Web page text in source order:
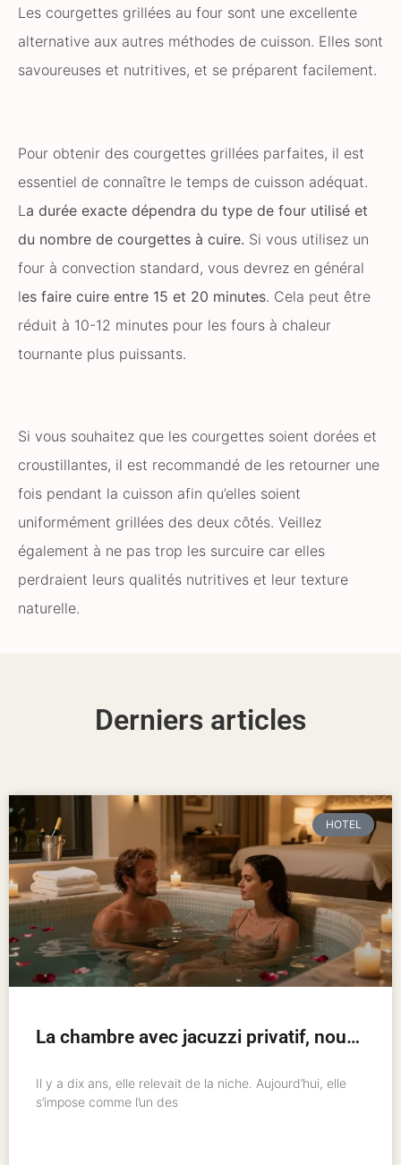
Les courgettes grillées au four sont une excellente
alternative aux autres méthodes de cuisson. Elles sont
savoureuses et nutritives, et se préparent facilement.
Pour obtenir des courgettes grillées parfaites, il est
essentiel de connaître le temps de cuisson adéquat.
L a durée exacte dépendra du type de four utilisé et
du nombre de courgettes à cuire. Si vous utilisez un
four à convection standard, vous devrez en général
les faire cuire entre 15 et 20 minutes. Cela peut être
réduit à 10-12 minutes pour les fours à chaleur
tournante plus puissants.
Si vous souhaitez que les courgettes soient dorées et
croustillantes, il est recommandé de les retourner une
fois pendant la cuisson afin qu’elles soient
uniformément grillées des deux côtés. Veillez
également à ne pas trop les surcuire car elles
perdraient leurs qualités nutritives et leur texture
naturelle.
Derniers articles
HOTEL
La chambre avec jacuzzi privatif, nouveau standard de l’hôtellerie romantique
Il y a dix ans, elle relevait de la niche. Aujourd’hui, elle
s’impose comme l’un des